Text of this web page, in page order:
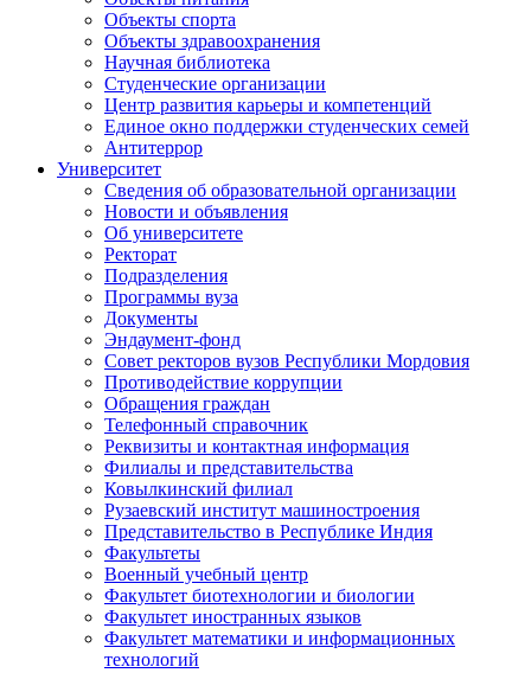
Объекты спорта
Объекты здравоохранения
Научная библиотека
Студенческие организации
Центр развития карьеры и компетенций
Единое окно поддержки студенческих семей
Антитеррор
Университет
Сведения об образовательной организации
Новости и объявления
Об университете
Ректорат
Подразделения
Программы вуза
Документы
Эндаумент-фонд
Совет ректоров вузов Республики Мордовия
Противодействие коррупции
Обращения граждан
Телефонный справочник
Реквизиты и контактная информация
Филиалы и представительства
Ковылкинский филиал
Рузаевский институт машиностроения
Представительство в Республике Индия
Факультеты
Военный учебный центр
Факультет биотехнологии и биологии
Факультет иностранных языков
Факультет математики и информационных
технологий